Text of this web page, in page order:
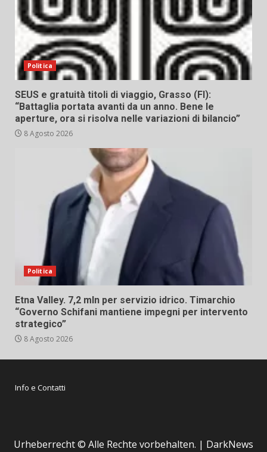
Politica
SEUS e gratuità titoli di viaggio, Grasso (FI):
“Battaglia portata avanti da un anno. Bene le
aperture, ora si risolva nelle variazioni di bilancio”
8 Agosto 2026
Politica
Etna Valley. 7,2 mln per servizio idrico. Timarchio
“Governo Schifani mantiene impegni per intervento
strategico”
8 Agosto 2026
Info e Contatti
Urheberrecht © Alle Rechte vorbehalten. | DarkNews